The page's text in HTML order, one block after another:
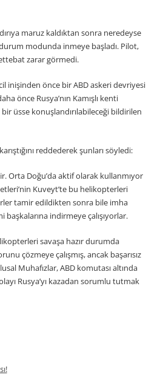
maruz kaldıktan sonra neredeyse
modunda inmeye başladı. Pilot,
zarar görmedi.
inişinden önce bir ABD askeri devriyesi
önce Rusya’nın Kamışlı kenti
üsse konuşlandırılabileceği bildirilen
reddederek şunları söyledi:
Orta Doğu’da aktif olarak kullanmıyor
Kuveyt’te bu helikopterleri
tamir edildikten sonra bile imha
indirmeye çalışıyorlar.
savaşa hazır durumda
çözmeye çalışmış, ancak başarısız
Muhafızlar, ABD komutası altında
Rusya’yı kazadan sorumlu tutmak